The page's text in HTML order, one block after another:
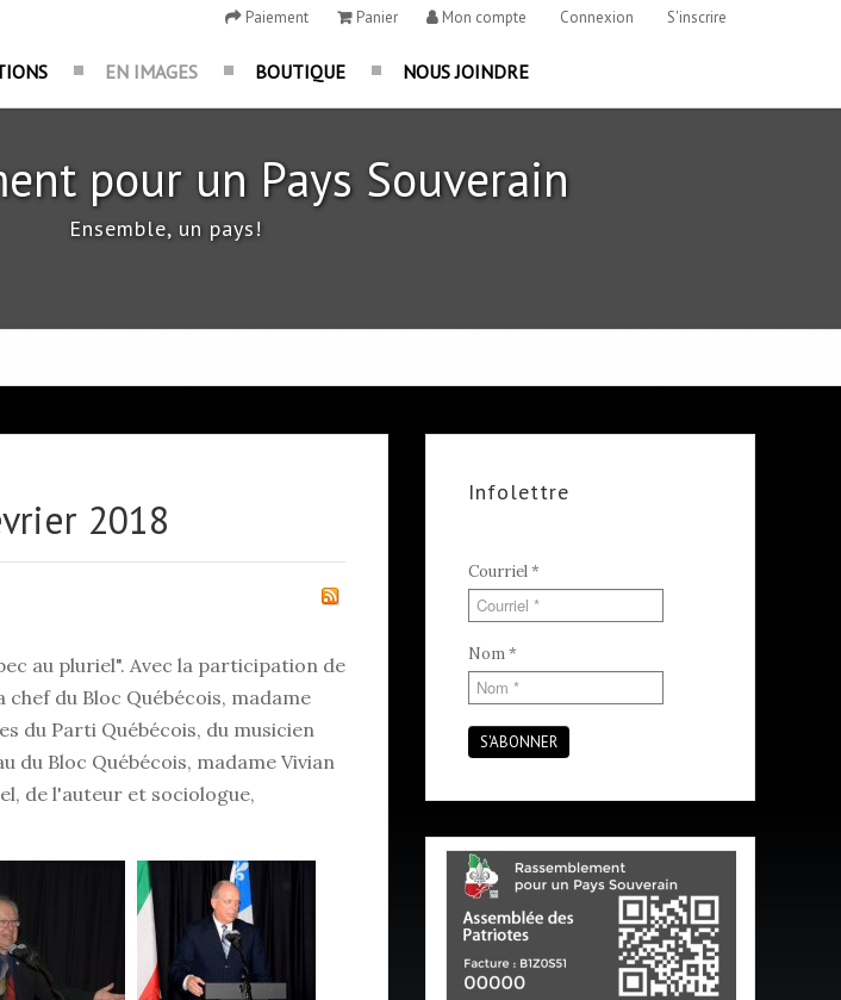
Paiement Panier Mon compte Connexion S'inscrire
EN IMAGES BOUTIQUE NOUS JOINDRE
pour un Pays Souverain
Ensemble, un pays!
2018
au pluriel". Avec la participation de
du Bloc Québécois, madame
du Parti Québécois, du musicien
du Bloc Québécois, madame Vivian
de l'auteur et sociologue,
Infolettre
Courriel*
Nom*
S'ABONNER